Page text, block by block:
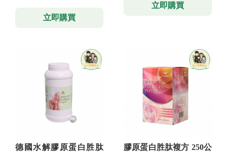
立即購買
立即購買
德國水解膠原蛋白胜肽
膠原蛋白胜肽複方 250公